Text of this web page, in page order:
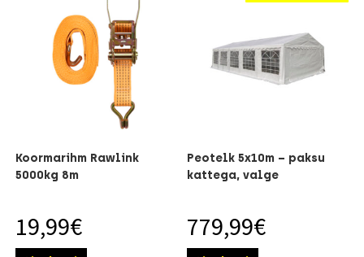
Koormarihm Rawlink
5000kg 8m
19,99€
Peotelk 5x10m – paksu
kattega, valge
779,99€